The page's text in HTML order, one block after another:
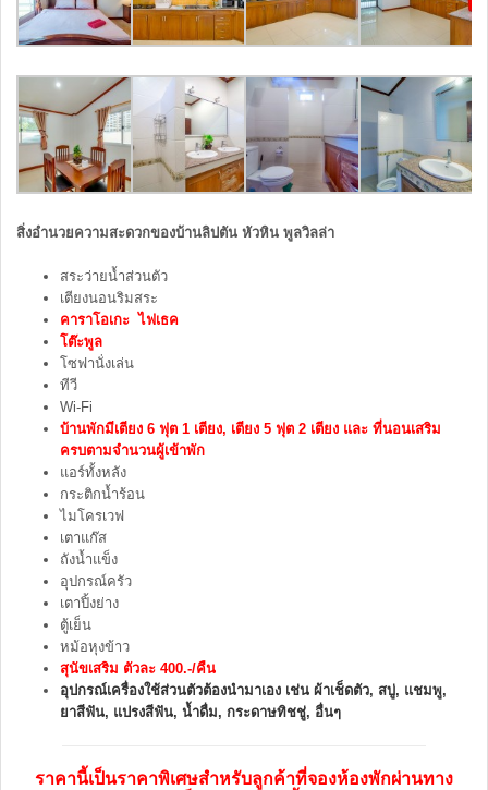
สิ่งอำนวยความสะดวกของบ้านลิปตัน หัวหิน พูลวิลล่า
สระว่ายน้ำส่วนตัว
เตียงนอนริมสระ
คาราโอเกะ ไฟเธค
โต๊ะพูล
โซฟานั่งเล่น
ทีวี
Wi-Fi
บ้านพักมีเตียง 6 ฟุต 1 เตียง, เตียง 5 ฟุต 2 เตียง และ ที่นอนเสริม
ครบตามจำนวนผู้เข้าพัก
แอร์ทั้งหลัง
กระติกน้ำร้อน
ไมโครเวฟ
เตาแก๊ส
ถังน้ำแข็ง
อุปกรณ์ครัว
เตาปิ้งย่าง
ตู้เย็น
หม้อหุงข้าว
สุนัขเสริม ตัวละ 400.-/คืน
อุปกรณ์เครื่องใช้ส่วนตัวต้องนำมาเอง เช่น ผ้าเช็ดตัว, สบู่, แชมพู,
ยาสีฟัน, แปรงสีฟัน, น้ำดื่ม, กระดาษทิชชู่, อื่นๆ
ราคานี้เป็นราคาพิเศษสำหรับลูกค้าที่จองห้องพักผ่านทาง